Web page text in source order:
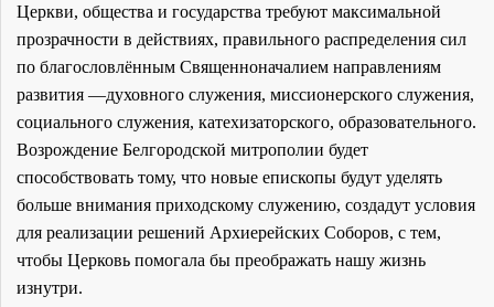
Церкви, общества и государства требуют максимальной
прозрачности в действиях, правильного распределения сил
по благословлённым Священноначалием направлениям
развития —духовного служения, миссионерского служения,
социального служения, катехизаторского, образовательного.
Возрождение Белгородской митрополии будет
способствовать тому, что новые епископы будут уделять
больше внимания приходскому служению, создадут условия
для реализации решений Архиерейских Соборов, с тем,
чтобы Церковь помогала бы преображать нашу жизнь
изнутри.